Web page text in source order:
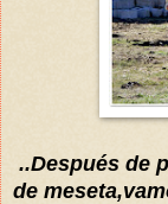
..Después de
de